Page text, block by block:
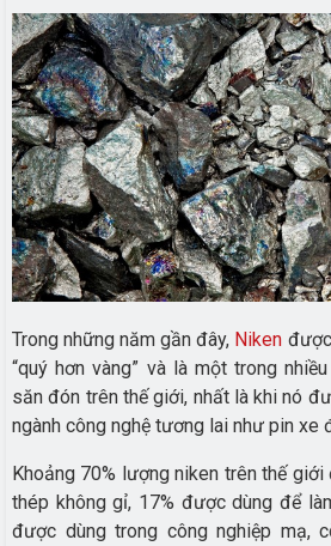
Trong những năm gần đây, Niken
“quý hơn vàng” và là một trong
săn đón trên thế giới, nhất là khi nó
ngành công nghệ tương lai như pin xe
Khoảng 70% lượng niken trên thế
thép không gỉ, 17% được dùng để
được dùng trong công nghiệp mạ,